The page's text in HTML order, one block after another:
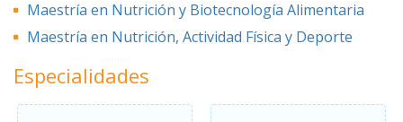
Maestría en Nutrición y Biotecnología Alimentaria
Maestría en Nutrición, Actividad Física y Deporte
Especialidades